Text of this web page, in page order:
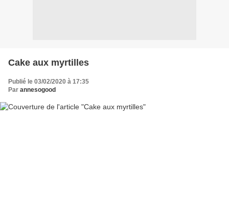
Cake aux myrtilles
Publié le 03/02/2020 à 17:35
Par annesogood